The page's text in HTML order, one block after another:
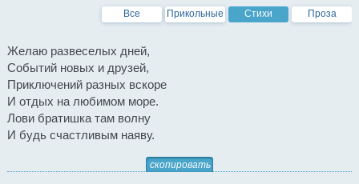
Все Прикольные Стихи Проза
Желаю развеселых дней,
Событий новых и друзей,
Приключений разных вскоре
И отдых на любимом море.
Лови братишка там волну
И будь счастливым наяву.
скопировать